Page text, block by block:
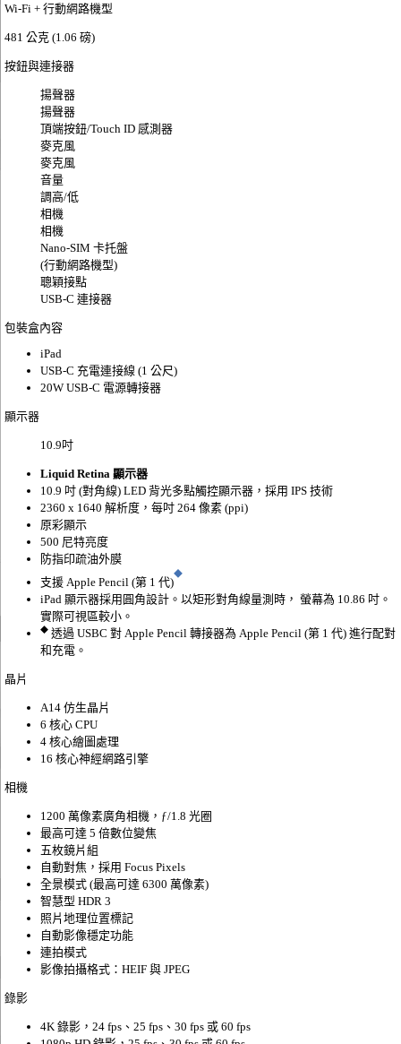
Wi‑Fi + 行動網路機型
481 公克 (1.06 磅)
按鈕與連接器
揚聲器
揚聲器
頂端按鈕/Touch ID 感測器
麥克風
麥克風
音量
調高/低
相機
相機
Nano‑SIM 卡托盤
(行動網路機型)
聰穎接點
USB‑C 連接器
包裝盒內容
iPad
USB‑C 充電連接線 (1 公尺)
20W USB‑C 電源轉接器
顯示器
10.9吋
Liquid Retina 顯示器
10.9 吋 (對角線) LED 背光多點觸控顯示器，採用 IPS 技術
2360 x 1640 解析度，每吋 264 像素 (ppi)
原彩顯示
500 尼特亮度
防指印疏油外膜
支援 Apple Pencil (第 1 代)
◆
iPad 顯示器採用圓角設計。以矩形對角線量測時， 螢幕為 10.86 吋。
實際可視區較小。
◆ 透過 USBC 對 Apple Pencil 轉接器為 Apple Pencil (第 1 代) 進行配對
和充電。
晶片
A14 仿生晶片
6 核心 CPU
4 核心繪圖處理
16 核心神經網路引擎
相機
1200 萬像素廣角相機，ƒ/1.8 光圈
最高可達 5 倍數位變焦
五枚鏡片組
自動對焦，採用 Focus Pixels
全景模式 (最高可達 6300 萬像素)
智慧型 HDR 3
照片地理位置標記
自動影像穩定功能
連拍模式
影像拍攝格式：HEIF 與 JPEG
錄影
4K 錄影，24 fps、25 fps、30 fps 或 60 fps